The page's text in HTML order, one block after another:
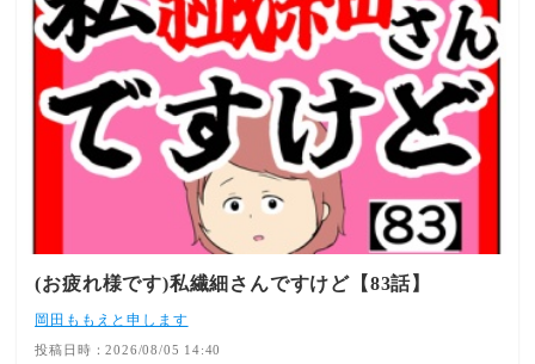
(お疲れ様です)私繊細さんですけど【83話】
岡田ももえと申します
投稿日時：2026/08/05 14:40